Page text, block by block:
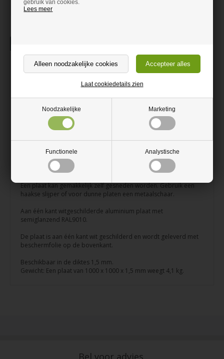
gebruik van cookies.
Lees meer
Noodzakelijke Marketing
Functionele Analystische
Laat cookiedetails zien
Witte aluminium plaat
Mooi wit geschilderd oppervlak
Kan zowel binnen als buiten gebruikt worden
Op maat gesneden
Een aluminium plaat kan zowel binnen als buiten gebruikt
worden. Roest niet.
Een plaat kan gemakkelijk zelf gesneden worden. Gebruik een
haakse slijper of voor dunne platen een metaalschaar.
Aan één kant witgeschilderde aluminium plaat met
semiglanzend RAL9010.
De plaat is aan één kant wit geschilderd en wordt geleverd met
beschermfolie op de bovenkant.
Beschikbaar in de diktes 1,5 mm.
Gewicht: Een plaat van 1000 x 1000 x 1,5 mm weegt 4,1 kg.
Bel voor advies